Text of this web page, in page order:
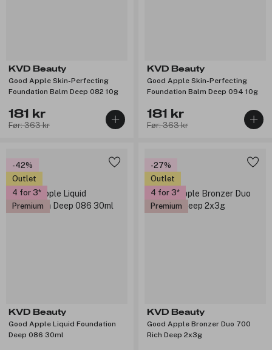
KVD Beauty
Good Apple Skin-Perfecting
Foundation Balm Deep 082 10g
181 kr
Før: 363 kr
KVD Beauty
Good Apple Skin-Perfecting
Foundation Balm Deep 094 10g
181 kr
Før: 363 kr
-42%
Outlet
4 for 3
Premium
KVD Beauty
Good Apple Liquid Foundation
Deep 086 30ml
-27%
Outlet
4 for 3
Premium
KVD Beauty
Good Apple Bronzer Duo 700
Rich Deep 2x3g